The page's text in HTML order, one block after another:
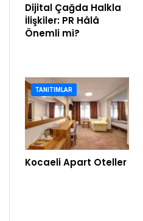
Dijital Çağda Halkla
İlişkiler: PR Hâlâ
Önemli mi?
TANITIMLAR
Kocaeli Apart Oteller